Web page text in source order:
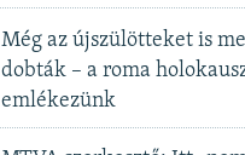
Még az újszülötteket is
dobták – a roma
emlékezünk